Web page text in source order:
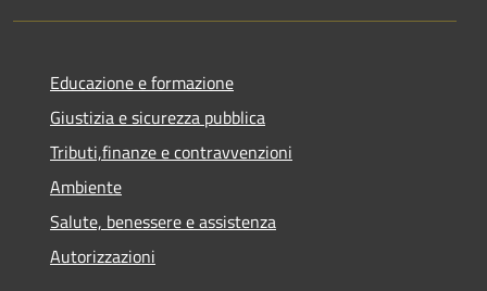
Educazione e formazione
Giustizia e sicurezza pubblica
Tributi,finanze e contravvenzioni
Ambiente
Salute, benessere e assistenza
Autorizzazioni